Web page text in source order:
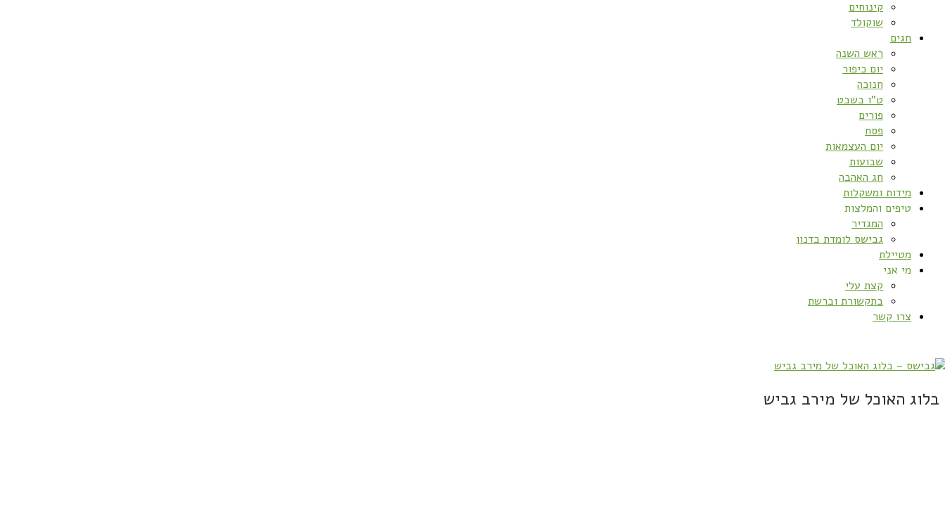
קינוחים
שוקולד
חגים
ראש השנה
יום כיפור
חנוכה
ט”ו בשבט
פורים
פסח
יום העצמאות
שבועות
חג האהבה
מידות ומשקלות
טיפים והמלצות
המגדיר
גבישס לומדת בדנון
מטיילת
מי אני
קצת עלי
בתקשורת וברשת
צרו קשר
בלוג האוכל של מירב גביש